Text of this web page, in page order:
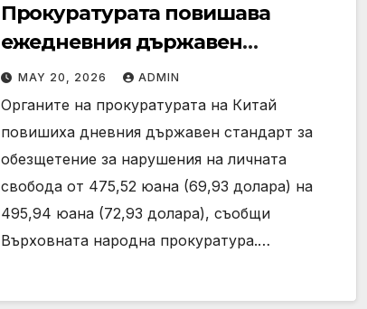
Прокуратурата повишава
ежедневния държавен
стандарт за обезщетение за
нарушения на личната свобода
MAY 20, 2026 ADMIN
Органите на прокуратурата на Китай
повишиха дневния държавен стандарт за
обезщетение за нарушения на личната
свобода от 475,52 юана (69,93 долара) на
495,94 юана (72,93 долара), съобщи
Върховната народна прокуратура.…